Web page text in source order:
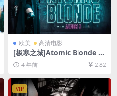
欧美 高清电影
[极寒之城]Atomic Blonde (2
017)[百度网盘+迅雷云盘资源
1080P超清未删减][MP4/7.5G
B][中英字幕]
4 年前 2.82
VIP